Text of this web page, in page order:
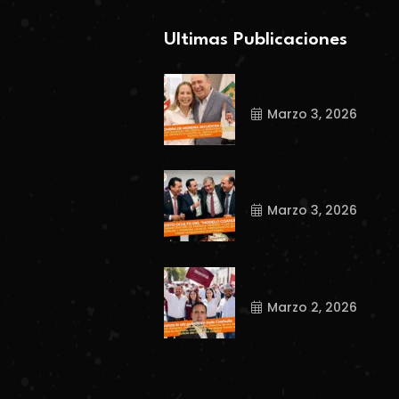
Ultimas Publicaciones
Marzo 3, 2026
Marzo 3, 2026
Marzo 2, 2026